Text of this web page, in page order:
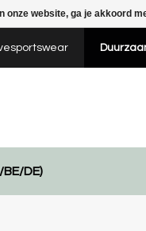
DE)
onze website, ga je akkoord